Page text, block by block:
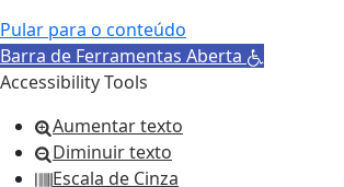
Pular para o conteúdo
Barra de Ferramentas Aberta
Accessibility Tools
Aumentar texto
Diminuir texto
Escala de Cinza